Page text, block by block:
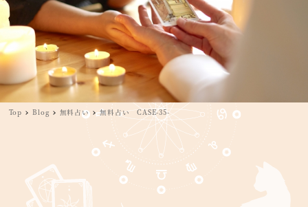
Top Blog 無料占い 無料占い CASE-35-